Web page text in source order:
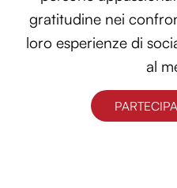
gratitudine nei
loro esperienze di
al